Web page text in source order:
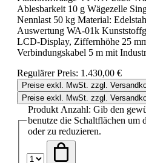
Ablesbarkeit 10 g Wägezelle
Nennlast 50 kg Material:
Auswertung WA-01k
LCD-Display, Ziffernhöhe 25
Verbindungskabel 5 m mit
Regulärer Preis: 1.430,00 €
Preise exkl. MwSt. zzgl.
Preise exkl. MwSt. zzgl.
Produkt Anzahl: Gib den
benutze die Schaltflächen um
oder zu reduzieren.